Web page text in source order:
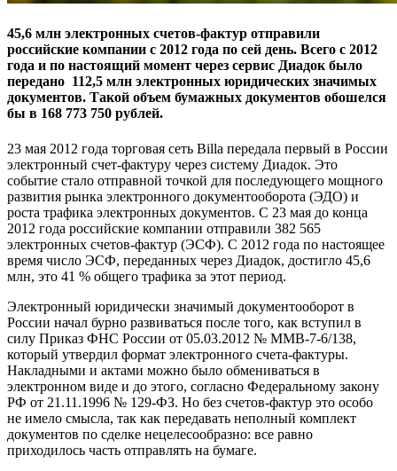
45,6 млн электронных счетов-фактур отправили
российские компании с 2012 года по сей день. Всего с 2012
года и по настоящий момент через сервис Диадок было
передано 112,5 млн электронных юридических значимых
документов. Такой объем бумажных документов обошелся
бы в 168 773 750 рублей.
23 мая 2012 года торговая сеть Billa передала первый в России
электронный счет-фактуру через систему Диадок. Это
событие стало отправной точкой для последующего мощного
развития рынка электронного документооборота (ЭДО) и
роста трафика электронных документов. С 23 мая до конца
2012 года российские компании отправили 382 565
электронных счетов-фактур (ЭСФ). С 2012 года по настоящее
время число ЭСФ, переданных через Диадок, достигло 45,6
млн, это 41 % общего трафика за этот период.
Электронный юридически значимый документооборот в
России начал бурно развиваться после того, как вступил в
силу Приказ ФНС России от 05.03.2012 № ММВ-7-6/138,
который утвердил формат электронного счета-фактуры.
Накладными и актами можно было обмениваться в
электронном виде и до этого, согласно Федеральному закону
РФ от 21.11.1996 № 129-ФЗ. Но без счетов-фактур это особо
не имело смысла, так как передавать неполный комплект
документов по сделке нецелесообразно: все равно
приходилось часть отправлять на бумаге.